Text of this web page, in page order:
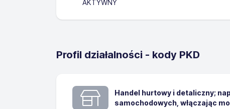
AKTYWNY
Profil działalności - kody PKD
Handel hurtowy i detaliczny;
samochodowych, włączając